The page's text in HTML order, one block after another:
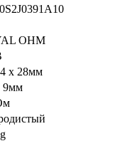
OHM
x 28мм
9мм